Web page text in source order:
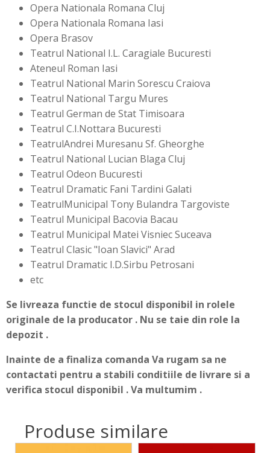
Opera Nationala Romana Cluj
Opera Nationala Romana Iasi
Opera Brasov
Teatrul National I.L. Caragiale Bucuresti
Ateneul Roman Iasi
Teatrul National Marin Sorescu Craiova
Teatrul National Targu Mures
Teatrul German de Stat Timisoara
Teatrul C.I.Nottara Bucuresti
TeatrulAndrei Muresanu Sf. Gheorghe
Teatrul National Lucian Blaga Cluj
Teatrul Odeon Bucuresti
Teatrul Dramatic Fani Tardini Galati
TeatrulMunicipal Tony Bulandra Targoviste
Teatrul Municipal Bacovia Bacau
Teatrul Municipal Matei Visniec Suceava
Teatrul Clasic "Ioan Slavici" Arad
Teatrul Dramatic I.D.Sirbu Petrosani
etc
Se livreaza functie de stocul disponibil in rolele
originale de la producator . Nu se taie din role la
depozit .
Inainte de a finaliza comanda Va rugam sa ne
contactati pentru a stabili conditiile de livrare si a
verifica stocul disponibil . Va multumim .
Produse similare